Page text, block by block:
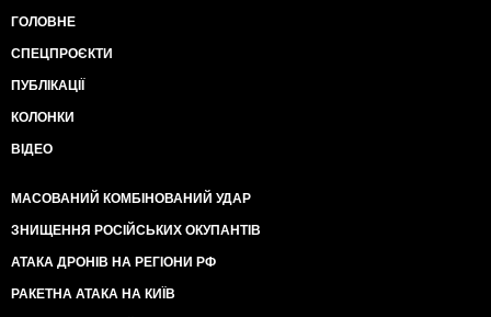
ГОЛОВНЕ
СПЕЦПРОЄКТИ
ПУБЛІКАЦІЇ
КОЛОНКИ
ВІДЕО
МАСОВАНИЙ КОМБІНОВАНИЙ УДАР
ЗНИЩЕННЯ РОСІЙСЬКИХ ОКУПАНТІВ
АТАКА ДРОНІВ НА РЕГІОНИ РФ
РАКЕТНА АТАКА НА КИЇВ